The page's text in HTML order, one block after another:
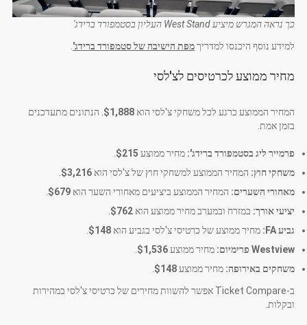
כך נראה המגרש מיציע West Stand העליון בסטמפורד ברידג'
למידע נוסף היכנסו למדריךמפת הישיבה של סטמפורד ברידג'
מחיר ממוצע לכרטיסים לצ'לסי
המחיר הממוצע כרגע לכל משחקי צ'לסי הוא $1,888 . הנתונים מתעדכנים
בזמן אמת.
פרמייר ליג בסטמפורד ברידג': מחיר ממוצע $215
משחקי חוץ: המחיר הממוצע למשחקי חוץ של צ'לסי הוא $3,216
מאחורי השערים: המחיר הממוצע ביציעים מאחורי השער הוא $679
יציעי אורך: במזרח ובמערב מחיר ממוצע הוא $762
גביע FA:
מחיר ממוצע של כרטיסי צ'לסי בגביע הוא $148
Westview פרימיום:
מחיר ממוצע$1,536
משחקים באירופה: מחיר ממוצע$148
ב-Ticket Compare אפשר להשוות מחירים של כרטיסי צ'לסי במהירות
ובקלות.